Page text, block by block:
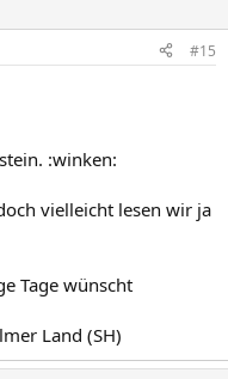
#15
:winken:
vielleicht lesen wir ja
Tage wünscht
Land (SH)